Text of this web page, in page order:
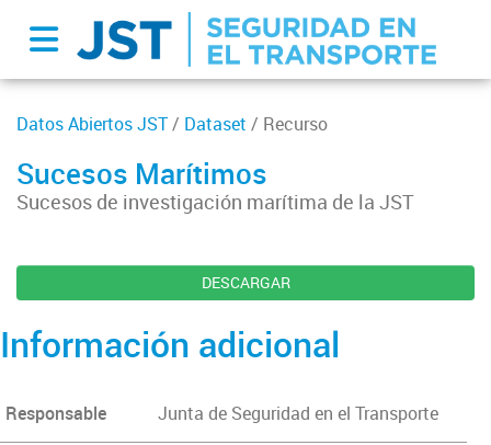
Datos Abiertos JST/ Dataset / Recurso
Sucesos Marítimos
Sucesos de investigación marítima de la JST
DESCARGAR
Información adicional
Responsable Junta de Seguridad en el Transporte